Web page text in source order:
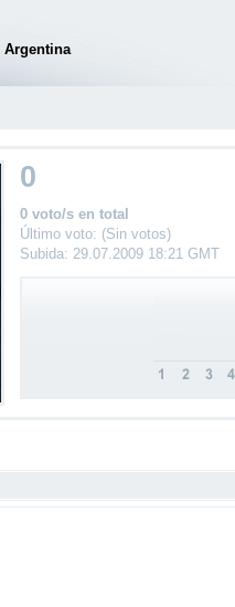
Argentina
0
0 voto/s en total
Último voto: (Sin votos)
Subida: 29.07.2009 18:21 GMT